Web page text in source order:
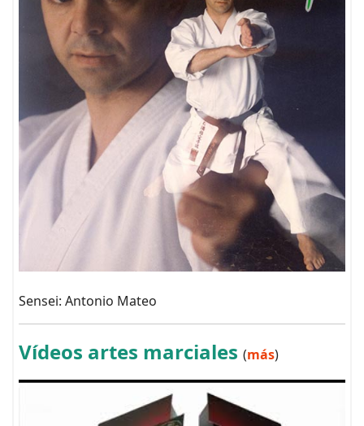
Sensei: Antonio Mateo
Vídeos artes marciales (más)